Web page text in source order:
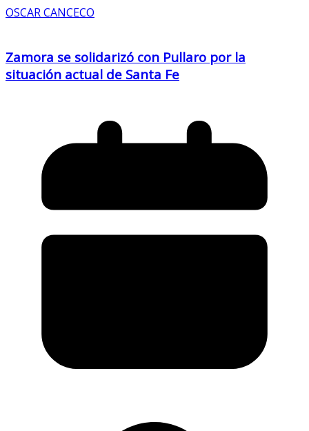
OSCAR CANCECO
Zamora se solidarizó con Pullaro por la
situación actual de Santa Fe